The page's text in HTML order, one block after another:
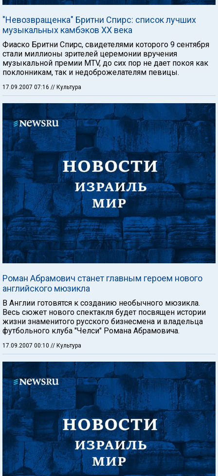
"Невозвращенка" Бритни Спирс: список лучших
музыкальных камбэков XX века
Фиаско Бритни Спирс, свидетелями которого 9 сентября
стали миллионы зрителей церемонии вручения
музыкальной премии MTV, до сих пор не дает покоя как
поклонникам, так и недоброжелателям певицы.
17.09.2007 07:16 // Культура
Роман Абрамович станет главным героем нового
английского мюзикла
В Англии готовятся к созданию необычного мюзикла.
Весь сюжет нового спектакля будет посвящен истории
жизни знаменитого русского бизнесмена и владельца
футбольного клуба "Челси" Романа Абрамовича.
17.09.2007 00:10 // Культура